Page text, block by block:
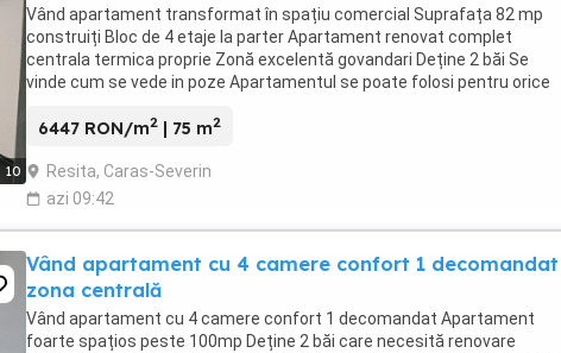
10
Vând apartament transformat în spațiu comercial Suprafața 82 mp
construiți Bloc de 4 etaje la parter Apartament renovat complet
centrala termica proprie Zonă excelentă govandari Deține 2 băi Se
vinde cum se vede in poze Apartamentul se poate folosi pentru orice
6447 RON/m2 | 75 m2
Resita, Caras-Severin
azi 09:42
Vând apartament cu 4 camere confort 1 decomandat
zona centrală
Vând apartament cu 4 camere confort 1 decomandat Apartament
foarte spațios peste 100mp Deține 2 băi care necesită renovare